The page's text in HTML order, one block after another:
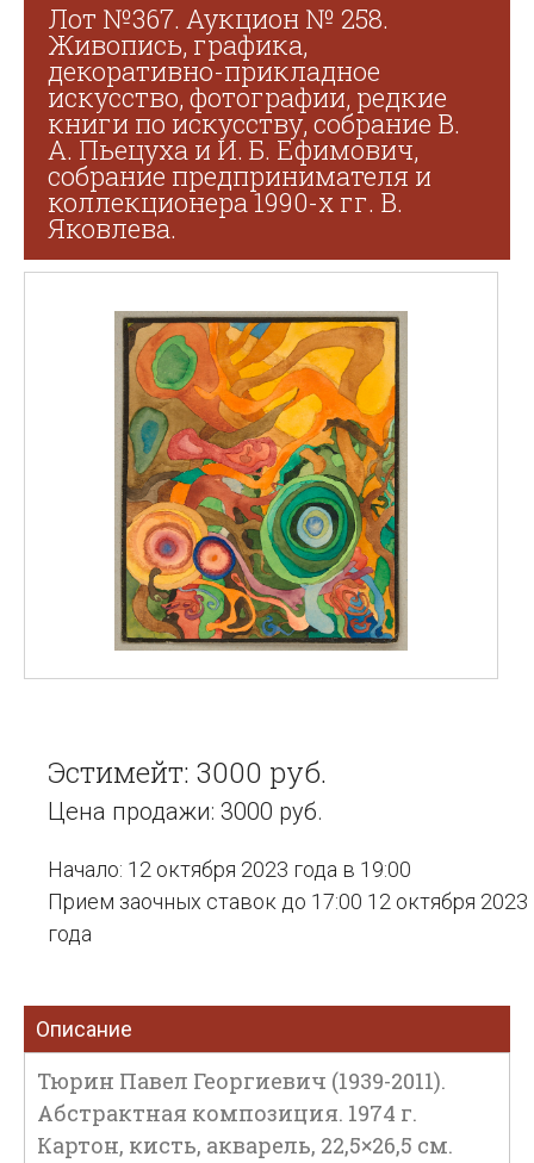
Лот №367. Аукцион № 258.
Живопись, графика,
декоративно-прикладное
искусство, фотографии, редкие
книги по искусству, собрание В.
А. Пьецуха и И. Б. Ефимович,
собрание предпринимателя и
коллекционера 1990-х гг. В.
Яковлева.
Эстимейт: 3000 руб.
Цена продажи: 3000 руб.
Начало: 12 октября 2023 года в 19:00
Прием заочных ставок до 17:00 12 октября 2023
года
Описание
Тюрин Павел Георгиевич (1939-2011).
Абстрактная композиция. 1974 г.
Картон, кисть, акварель, 22,5×26,5 см.